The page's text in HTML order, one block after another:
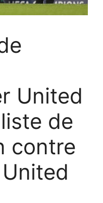
United
de
contre